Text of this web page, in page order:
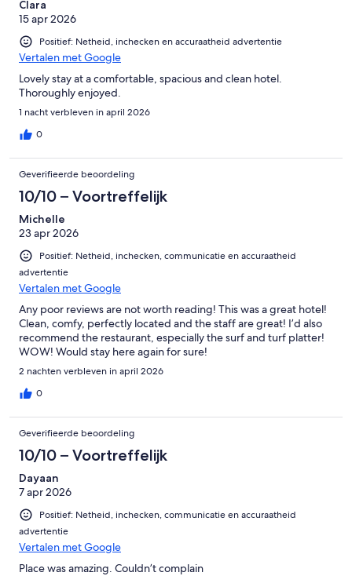
Clara
15 apr 2026
Positief: Netheid, inchecken en accuraatheid advertentie
Vertalen met Google
Lovely stay at a comfortable, spacious and clean hotel.
Thoroughly enjoyed.
1 nacht verbleven in april 2026
0
Geverifieerde beoordeling
10/10 – Voortreffelijk
Michelle
23 apr 2026
Positief: Netheid, inchecken, communicatie en accuraatheid
advertentie
Vertalen met Google
Any poor reviews are not worth reading! This was a great hotel!
Clean, comfy, perfectly located and the staff are great! I’d also
recommend the restaurant, especially the surf and turf platter!
WOW! Would stay here again for sure!
2 nachten verbleven in april 2026
0
Geverifieerde beoordeling
10/10 – Voortreffelijk
Dayaan
7 apr 2026
Positief: Netheid, inchecken, communicatie en accuraatheid
advertentie
Vertalen met Google
Place was amazing. Couldn’t complain